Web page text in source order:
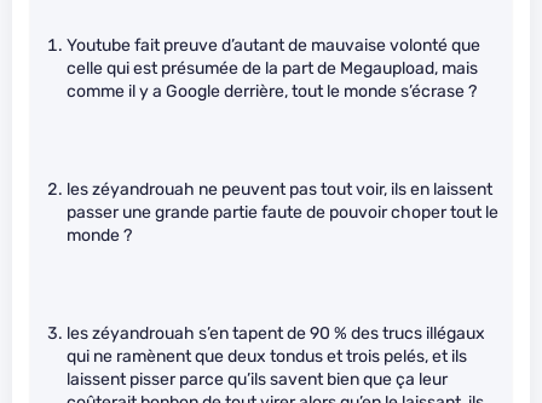
Youtube fait preuve d’autant de mauvaise volonté que
celle qui est présumée de la part de Megaupload, mais
comme il y a Google derrière, tout le monde s’écrase ?
les zéyandrouah ne peuvent pas tout voir, ils en laissent
passer une grande partie faute de pouvoir choper tout le
monde ?
les zéyandrouah s’en tapent de 90 % des trucs illégaux
qui ne ramènent que deux tondus et trois pelés, et ils
laissent pisser parce qu’ils savent bien que ça leur